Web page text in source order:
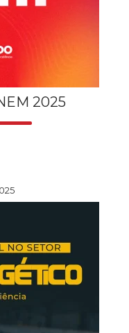
2025